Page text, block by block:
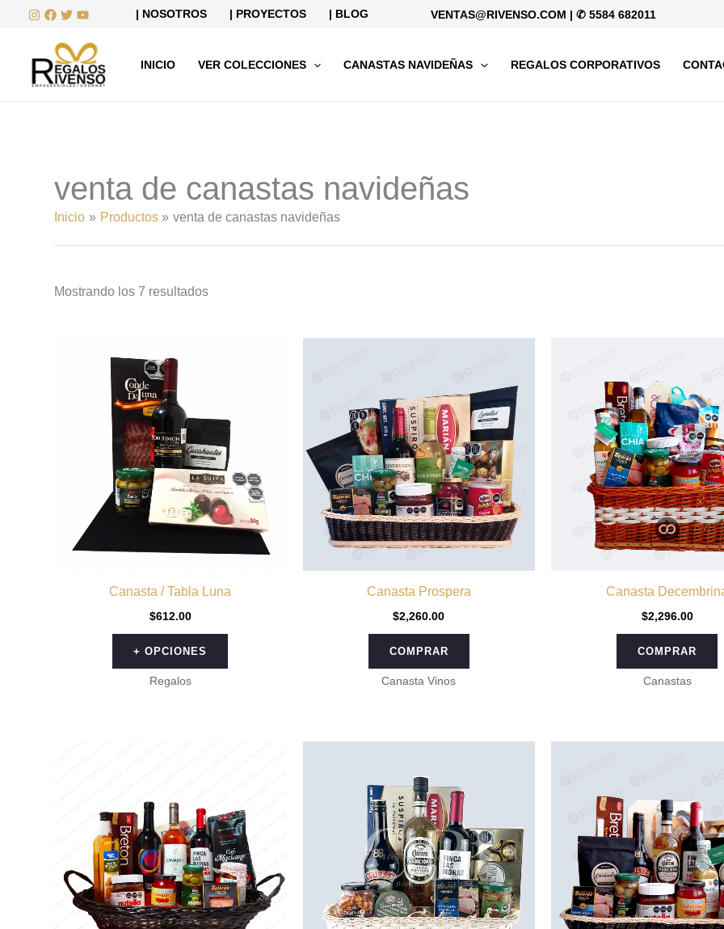
contenido
| NOSOTROS | PROYECTOS | BLOG VENTAS@RIVENSO.COM | ✆ 5584 682011
INICIO VER COLECCIONES CANASTAS NAVIDEÑAS REGALOS CORPORATIVOS
venta de canastas navideñas
Inicio Productos venta de canastas navideñas
Mostrando los 7 resultados
alto
Canasta / Tabla Luna
$612.00
+ OPCIONES
variantes.
Las
opciones
se
pueden
elegir
en
página
Regalos
Canasta Prospera
$2,260.00
COMPRAR
Canasta Vinos
Canasta
$2,296.00
COMPRAR
Canastas